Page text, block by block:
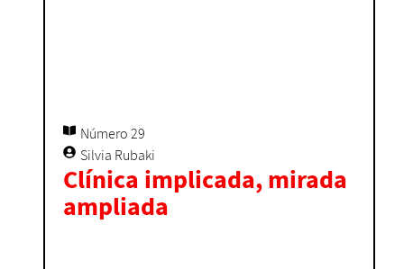
Número 29
Silvia Rubaki
Clínica implicada, mirada
ampliada